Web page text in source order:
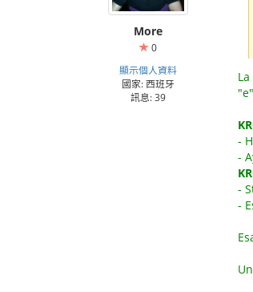
More
0
顯示個人資料
國家: 西班牙
訊息: 39
-
-
-
-